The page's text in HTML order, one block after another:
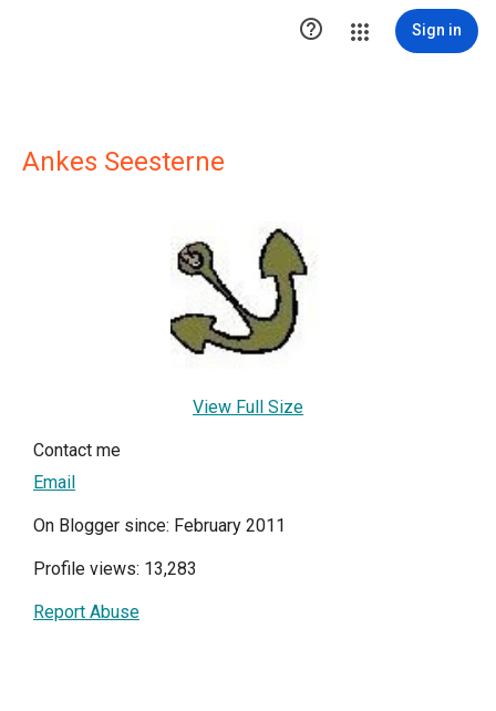
 Sign in
Ankes Seesterne
View Full Size
Contact me
Email
On Blogger since: February 2011
Profile views: 13,283
Report Abuse